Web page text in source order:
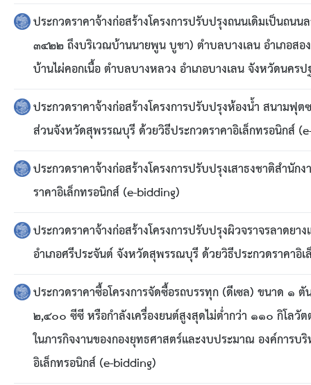
สรุปผลการดำเนินงานจัดซื้อจัดจ้างในรอบเดือน (สข
ประกาศผู้ชนะการเสนอราคา
ประกาศเชิญชวนประกวดราคา (e-bidding)
ยกเลิกประกาศเชิญชวน
ยกเลิกประกาศผู้ชนะ
เปลี่ยนแปลงประกาศผู้ชนะ
เปลี่ยนแปลงประกาศเชิญชวน
ประกาศขายทอดตลาดทรัพย์สินประจำปี
ประกาศกำหนดอายุการใช้งานของสินทรัพย์ขององ
ประกวดราคาจ้างก่อสร้างโครงการปรับปรุงถนนเดิมเป็นถ
๓๔๒๒ ถึงบริเวณบ้านนายพูน บูชา) ตำบลบางเลน อำเภอส
บ้านไผ่คอกเนื้อ ตำบลบางหลวง อำเภอบางเลน จังหวัดนค
ประกวดราคาจ้างก่อสร้างโครงการปรับปรุงห้องน้ำ สนาม
ส่วนจังหวัดสุพรรณบุรี ด้วยวิธีประกวดราคาอิเล็กทรอนิกส์
ประกวดราคาจ้างก่อสร้างโครงการปรับปรุงเสาธงชาติสำ
ราคาอิเล็กทรอนิกส์ (e-bidding)
ประกวดราคาจ้างก่อสร้างโครงการปรับปรุงผิวจราจรลาด
อำเภอศรีประจันต์ จังหวัดสุพรรณบุรี ด้วยวิธีประกวดราคาอิ
ประกวดราคาซื้อโครงการจัดซื้อรถบรรทุก (ดีเซล) ขนาด ๑
๒,๔๐๐ ซีซี หรือกำลังเครื่องยนต์สูงสุดไม่ต่ำกว่า ๑๑๐ กิโล
ในภารกิจงานของกองยุทธศาสตร์และงบประมาณ องค์การ
อิเล็กทรอนิกส์ (e-bidding)